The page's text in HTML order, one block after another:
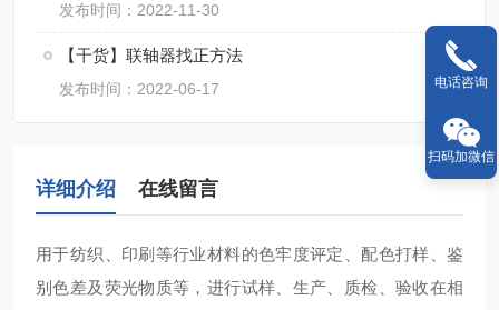
发布时间：2022-11-30
【干货】联轴器找正方法
发布时间：2022-06-17
详细介绍 在线留言
用于纺织、印刷等行业材料的色牢度评定、配色打样、鉴
别色差及荧光物质等，进行试样、生产、质检、验收在相
电话咨询
扫码加微信